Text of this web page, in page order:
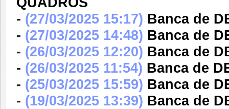
- (27/03/2025 15:17) Banca de
- (27/03/2025 14:48) Banca de
- (26/03/2025 12:20) Banca de
- (26/03/2025 11:54) Banca de
- (25/03/2025 15:59) Banca de
- (19/03/2025 13:39) Banca de